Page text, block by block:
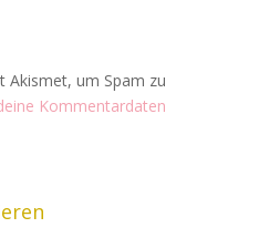
Akismet, um Spam zu
Kommentardaten